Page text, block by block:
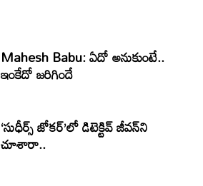
Mahesh Babu: ఏదో అనుకుంటే..
ఇంకేదో జరిగిందే
‘సుధీర్స్ జోకర్’లో డిటెక్టివ్ జీవన్‌ని
చూశారా..